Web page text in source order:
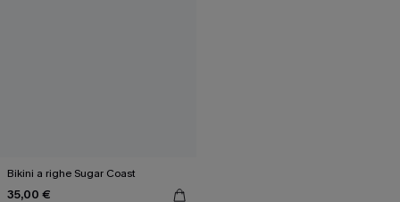
Bikini a righe Sugar Coast
35,00 €